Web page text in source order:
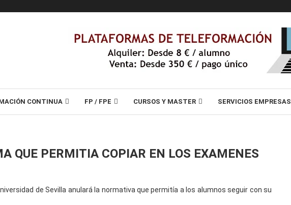
CONTINUA FP / FPE CURSOS Y MASTER SERVICIOS EMPRESAS
QUE PERMITIA COPIAR EN LOS EXAMENES
de Sevilla anulará la normativa que permitía a los alumnos seguir con su